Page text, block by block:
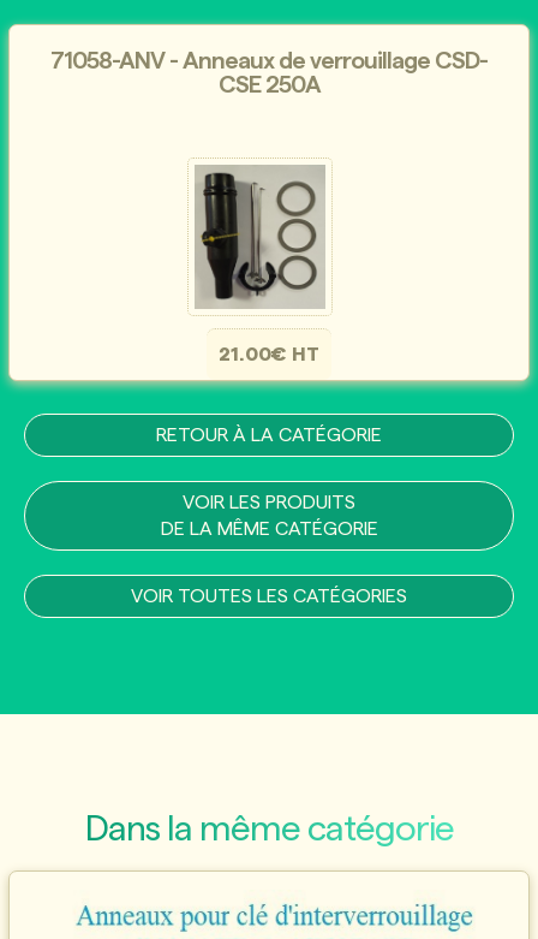
71058-ANV - Anneaux de verrouillage CSD-
CSE 250A
21.00€ HT
RETOUR À LA CATÉGORIE
VOIR LES PRODUITS
DE LA MÊME CATÉGORIE
VOIR TOUTES LES CATÉGORIES
Dans la même catégorie